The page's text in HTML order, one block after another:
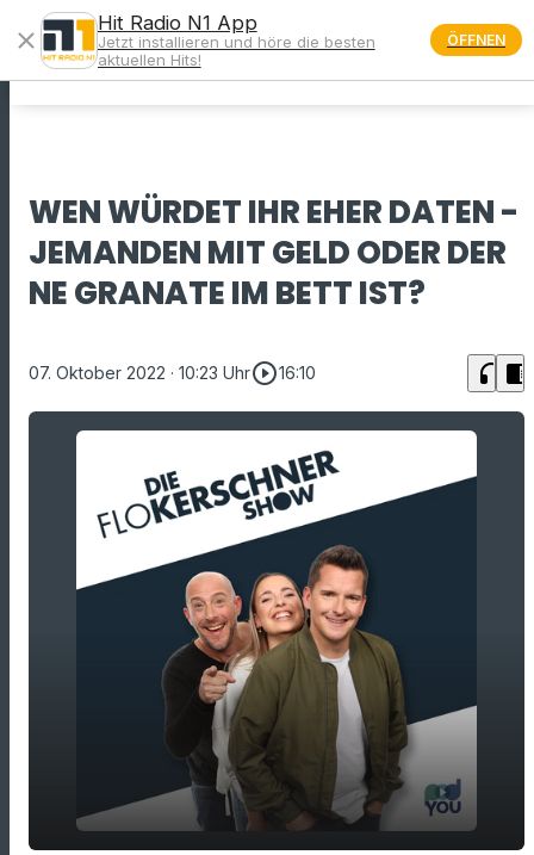
menu
WEN WÜRDET IHR EHER DATEN -
JEMANDEN MIT GELD ODER DER
NE GRANATE IM BETT IST?
07. Oktober 2022 · 10:23 Uhrplay_circle_outline16:10 headphones chrome_reader_mode
close
Hit Radio N1 App
Jetzt installieren und höre die besten
aktuellen Hits!
ÖFFNEN